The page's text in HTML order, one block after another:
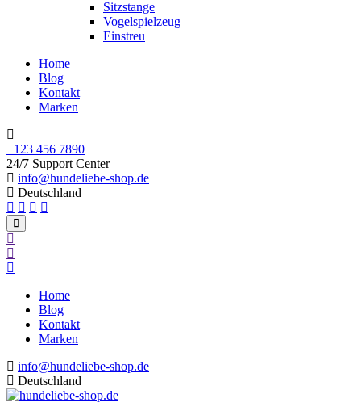
Sitzstange
Vogelspielzeug
Einstreu
Home
Blog
Kontakt
Marken
+123 456 7890
24/7 Support Center
info@hundeliebe-shop.de
Deutschland
Home
Blog
Kontakt
Marken
info@hundeliebe-shop.de
Deutschland